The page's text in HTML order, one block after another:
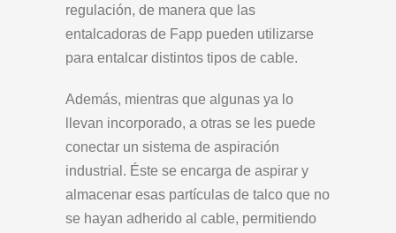
regulación, de manera que las
entalcadoras de Fapp pueden utilizarse
para entalcar distintos tipos de cable.
Además, mientras que algunas ya lo
llevan incorporado, a otras se les puede
conectar un sistema de aspiración
industrial. Éste se encarga de aspirar y
almacenar esas partículas de talco que no
se hayan adherido al cable, permitiendo